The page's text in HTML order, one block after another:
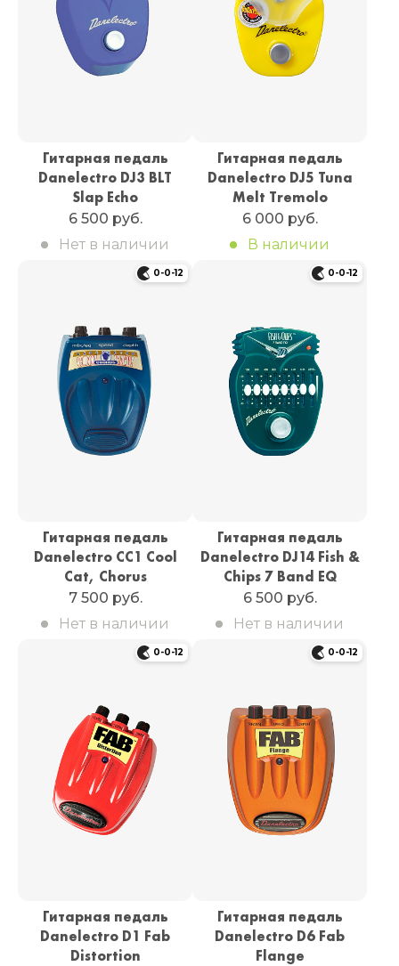
Гитарная педаль
Danelectro DJ3 BLT
Slap Echo
6 500 руб.
Нет в наличии
Гитарная педаль
Danelectro DJ5 Tuna
Melt Tremolo
6 000 руб.
В наличии
0-0-12
Гитарная педаль
Danelectro CC1 Cool
Cat, Chorus
7 500 руб.
Нет в наличии
0-0-12
Гитарная педаль
Danelectro DJ14 Fish &
Chips 7 Band EQ
6 500 руб.
Нет в наличии
0-0-12
Гитарная педаль
Danelectro D1 Fab
Distortion
0-0-12
Гитарная педаль
Danelectro D6 Fab
Flange